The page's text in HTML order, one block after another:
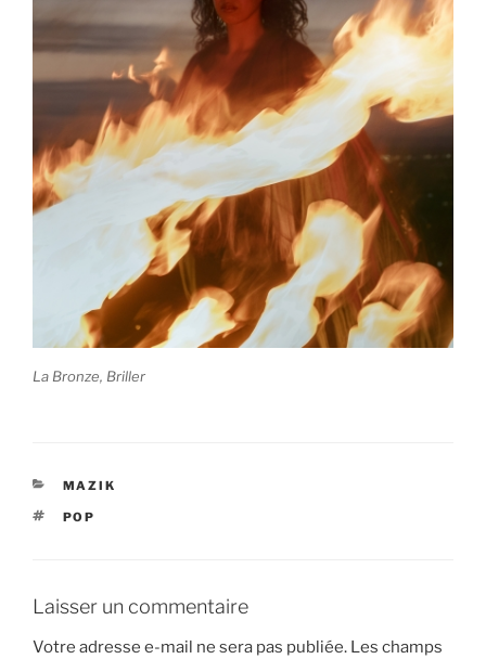
La Bronze, Briller
CATÉGORIES
MAZIK
ÉTIQUETTES
POP
Laisser un commentaire
Votre adresse e-mail ne sera pas publiée. Les champs